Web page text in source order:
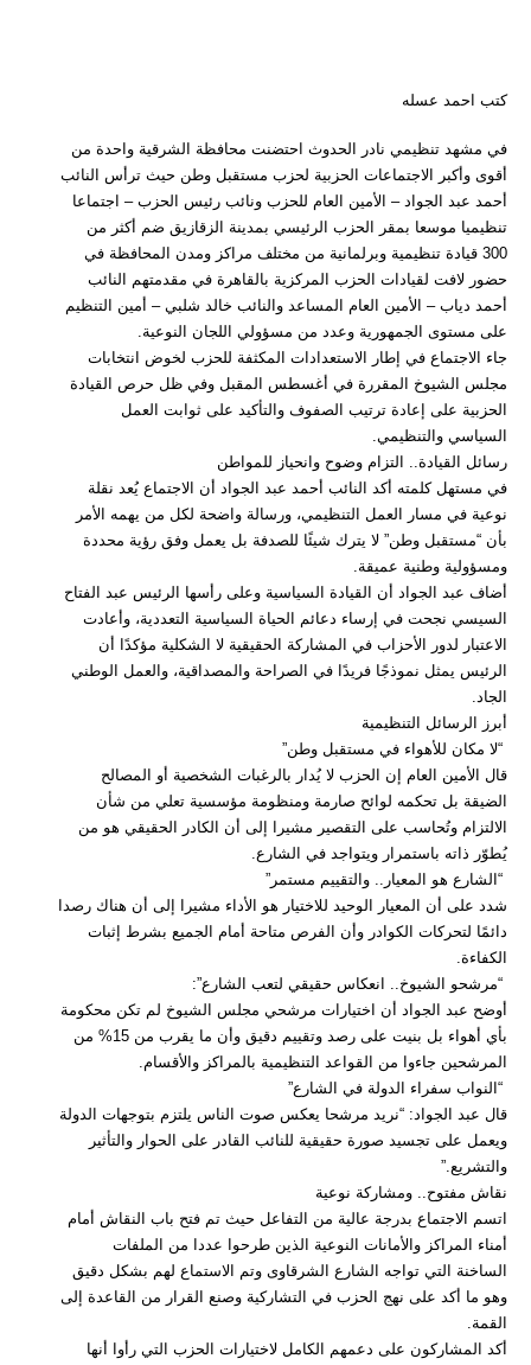
كتب احمد عسله
في مشهد تنظيمي نادر الحدوث احتضنت محافظة الشرقية واحدة من
أقوى وأكبر الاجتماعات الحزبية لحزب مستقبل وطن حيث ترأس النائب
أحمد عبد الجواد – الأمين العام للحزب ونائب رئيس الحزب – اجتماعا
تنظيميا موسعا بمقر الحزب الرئيسي بمدينة الزقازيق ضم أكثر من
300 قيادة تنظيمية وبرلمانية من مختلف مراكز ومدن المحافظة في
حضور لافت لقيادات الحزب المركزية بالقاهرة في مقدمتهم النائب
أحمد دياب – الأمين العام المساعد والنائب خالد شلبي – أمين التنظيم
على مستوى الجمهورية وعدد من مسؤولي اللجان النوعية.
جاء الاجتماع في إطار الاستعدادات المكثفة للحزب لخوض انتخابات
مجلس الشيوخ المقررة في أغسطس المقبل وفي ظل حرص القيادة
الحزبية على إعادة ترتيب الصفوف والتأكيد على ثوابت العمل
السياسي والتنظيمي.
رسائل القيادة.. التزام وضوح وانحياز للمواطن
في مستهل كلمته أكد النائب أحمد عبد الجواد أن الاجتماع يُعد نقلة
نوعية في مسار العمل التنظيمي، ورسالة واضحة لكل من يهمه الأمر
بأن “مستقبل وطن” لا يترك شيئًا للصدفة بل يعمل وفق رؤية محددة
ومسؤولية وطنية عميقة.
أضاف عبد الجواد أن القيادة السياسية وعلى رأسها الرئيس عبد الفتاح
السيسي نجحت في إرساء دعائم الحياة السياسية التعددية، وأعادت
الاعتبار لدور الأحزاب في المشاركة الحقيقية لا الشكلية مؤكدًا أن
الرئيس يمثل نموذجًا فريدًا في الصراحة والمصداقية، والعمل الوطني
الجاد.
أبرز الرسائل التنظيمية
“لا مكان للأهواء في مستقبل وطن”
قال الأمين العام إن الحزب لا يُدار بالرغبات الشخصية أو المصالح
الضيقة بل تحكمه لوائح صارمة ومنظومة مؤسسية تعلي من شأن
الالتزام وتُحاسب على التقصير مشيرا إلى أن الكادر الحقيقي هو من
يُطوّر ذاته باستمرار ويتواجد في الشارع.
“الشارع هو المعيار.. والتقييم مستمر”
شدد على أن المعيار الوحيد للاختيار هو الأداء مشيرا إلى أن هناك رصدا
دائمًا لتحركات الكوادر وأن الفرص متاحة أمام الجميع بشرط إثبات
الكفاءة.
“مرشحو الشيوخ.. انعكاس حقيقي لتعب الشارع”:
أوضح عبد الجواد أن اختيارات مرشحي مجلس الشيوخ لم تكن محكومة
بأي أهواء بل بنيت على رصد وتقييم دقيق وأن ما يقرب من 15% من
المرشحين جاءوا من القواعد التنظيمية بالمراكز والأقسام.
“النواب سفراء الدولة في الشارع”
قال عبد الجواد: “نريد مرشحا يعكس صوت الناس يلتزم بتوجهات الدولة
ويعمل على تجسيد صورة حقيقية للنائب القادر على الحوار والتأثير
والتشريع.”
نقاش مفتوح.. ومشاركة نوعية
اتسم الاجتماع بدرجة عالية من التفاعل حيث تم فتح باب النقاش أمام
أمناء المراكز والأمانات النوعية الذين طرحوا عددا من الملفات
الساخنة التي تواجه الشارع الشرقاوى وتم الاستماع لهم بشكل دقيق
وهو ما أكد على نهج الحزب في التشاركية وصنع القرار من القاعدة إلى
القمة.
أكد المشاركون على دعمهم الكامل لاختيارات الحزب التي رأوا أنها